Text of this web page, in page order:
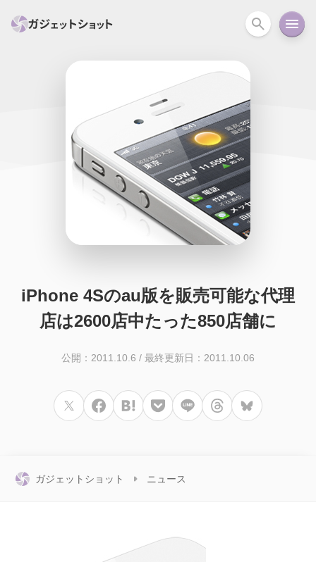
スマホ PC関連 カメラ
スマートホーム アクションカメラ
iPhone iPad Mac Android
オーディオ 周辺機器
iPhone 4Sのau版を販売可能な代理
店は2600店中たった850店舗に
公開：2011.10.6 / 最終更新日：2011.10.06
ガジェットショット ニュース